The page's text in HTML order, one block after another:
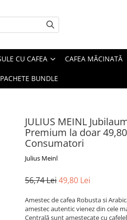
CU CAFEA CAFEA MĂCINATĂ
PACHETE BUNDLE
JULIUS MEINL
Premium la doar
Consumatori
Julius Meinl
56,74 Lei49,80 Lei
Amestec de cafea Robusta si
amestec autentic vienez din cele
Centrală sunt amestecate cu